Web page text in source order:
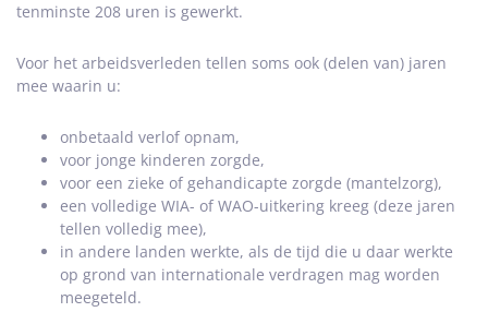
tenminste 208 uren is gewerkt.
Voor het arbeidsverleden tellen soms ook (delen van) jaren
mee waarin u:
onbetaald verlof opnam,
voor jonge kinderen zorgde,
voor een zieke of gehandicapte zorgde (mantelzorg),
een volledige WIA- of WAO-uitkering kreeg (deze jaren
tellen volledig mee),
in andere landen werkte, als de tijd die u daar werkte
op grond van internationale verdragen mag worden
meegeteld.